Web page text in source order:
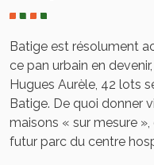
Batige est résolument
ce pan urbain en
Hugues Aurèle, 42 lots
Batige. De quoi donner
maisons « sur mesure
futur parc du centre